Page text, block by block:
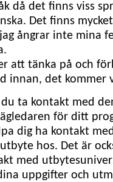
då det finns viss
Det finns
ångrar inte mina
att tänka på och
innan, det kommer
ta kontakt med
för ditt
dig ha kontakt
hos. Det är
med
uppgifter och